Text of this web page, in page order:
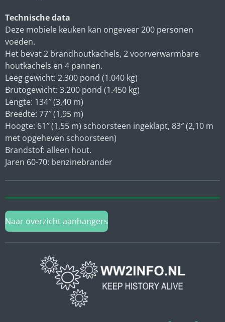
Technische data
Deze mobiele keuken kan ongeveer 200 personen
voeden.
Het bevat 2 brandhoutkachels, 2 voorverwarmbare
houtkachels en 4 pannen.
Leeg gewicht: 2.300 pond (1.040 kg)
Brutogewicht: 3.200 pond (1.450 kg)
Lengte: 134″ (3,40 m)
Breedte: 77″ (1,95 m)
Hoogte: 61″ (1,55 m) schoorsteen ingeklapt, 83″ (2,10 m
met opgeheven schoorsteen)
Brandstof: alleen hout.
Jaren 60-70: benzinebrander
Naar overzicht aanhangers